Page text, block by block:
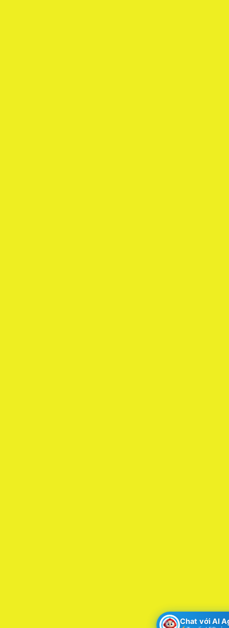
Chat với AI